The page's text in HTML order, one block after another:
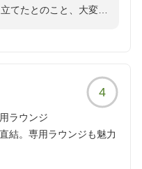
てたとのこと、大変嬉
す。
ただけるよう、ご提供
際にはぜひお楽しみい
。
4
ラウンジ
結。専用ラウンジも魅力